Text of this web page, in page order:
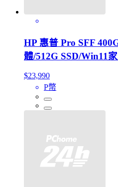
HP 惠普 Pro SFF
體/512G SSD/Win11
$23,990
P幣